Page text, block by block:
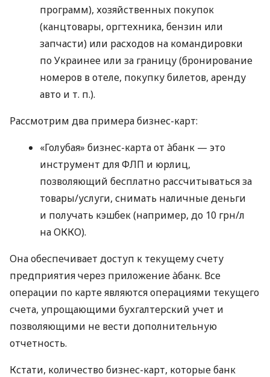
программ), хозяйственных покупок
(канцтовары, оргтехника, бензин или
запчасти) или расходов на командировки
по Украинее или за границу (бронирование
номеров в отеле, покупку билетов, аренду
авто и т. п.).
Рассмотрим два примера бизнес-карт:
«Голубая» бизнес-карта от àбанк — это
инструмент для ФЛП и юрлиц,
позволяющий бесплатно рассчитываться за
товары/услуги, снимать наличные деньги
и получать кэшбек (например, до 10 грн/л
на ОККО).
Она обеспечивает доступ к текущему счету
предприятия через приложение àбанк. Все
операции по карте являются операциями текущего
счета, упрощающими бухгалтерский учет и
позволяющими не вести дополнительную
отчетность.
Кстати, количество бизнес-карт, которые банк